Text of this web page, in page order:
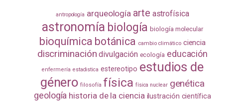
antropología arqueología arte astrofísica
astronomía biología biología molecular
bioquímica botánica cambio climático ciencia
discriminación divulgación ecología educación
enfermería estadistica estereotipo estudios de
género filosofía física física nuclear genética
geología historia de la ciencia ilustración científica